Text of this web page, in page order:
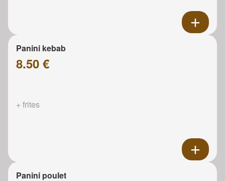
Panini kebab
8.50 €
+ frites
Panini poulet